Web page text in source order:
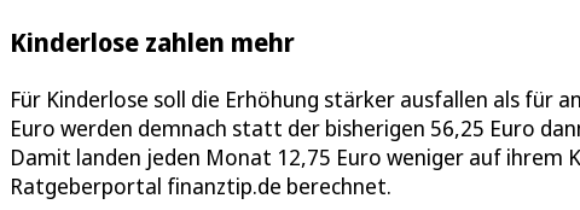
Kinderlose zahlen mehr
Für Kinderlose soll die Erhöhung stärker ausfallen als für
Euro werden demnach statt der bisherigen 56,25 Euro
Damit landen jeden Monat 12,75 Euro weniger auf ihrem
Ratgeberportal finanztip.de berechnet.